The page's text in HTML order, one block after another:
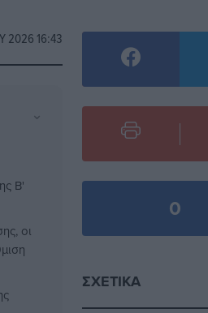
2026 16:43
⌄
Β'
οι
0
ΣΧΕΤΙΚΆ